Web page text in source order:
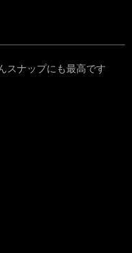
スナップにも最高です